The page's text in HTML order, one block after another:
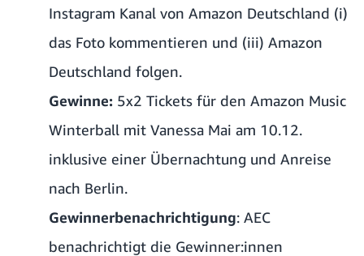
Instagram Kanal von Amazon Deutschland (i)
das Foto kommentieren und (iii) Amazon
Deutschland folgen.
Gewinne: 5x2 Tickets für den Amazon Music
Winterball mit Vanessa Mai am 10.12.
inklusive einer Übernachtung und Anreise
nach Berlin.
Gewinnerbenachrichtigung: AEC
benachrichtigt die Gewinner:innen